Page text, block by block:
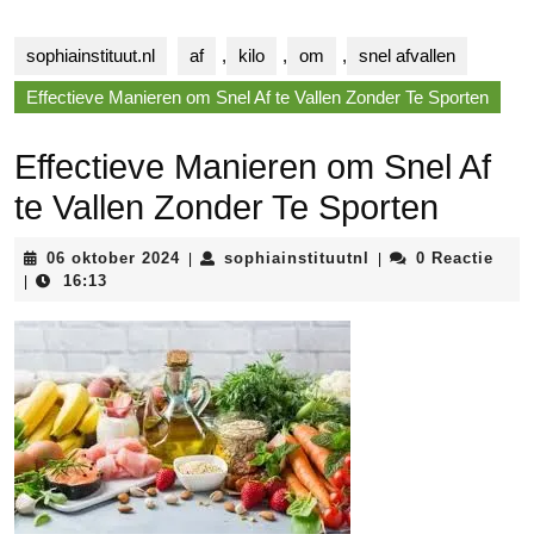
sophiainstituut.nl af , kilo , om , snel afvallen
Effectieve Manieren om Snel Af te Vallen Zonder Te Sporten
Effectieve Manieren om Snel Af
te Vallen Zonder Te Sporten
06 oktober 202406
sophiainstituutnl sophiainstituutnl
0 Reactie
16:13